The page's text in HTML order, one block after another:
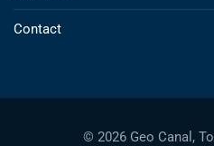
Contact
© 2026 Geo Canal,